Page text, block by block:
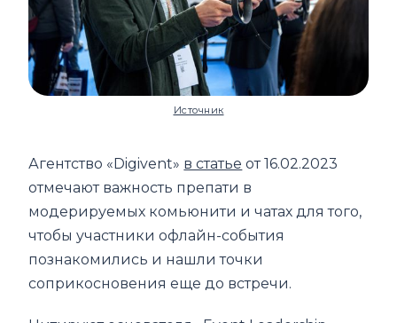
Источник
Агентство «Digivent» в статье от 16.02.2023
отмечают важность препати в
модерируемых комьюнити и чатах для того,
чтобы участники офлайн-события
познакомились и нашли точки
соприкосновения еще до встречи.